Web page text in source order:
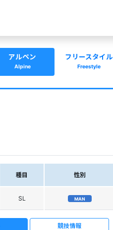
アルペン
Alpine
フリースタイル
Freestyle
種目 性別
SL MAN
競技情報